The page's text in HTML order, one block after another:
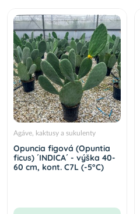
Agáve, kaktusy a sukulenty
Opuncia figová (Opuntia
ficus) ´INDICA´ - výška 40-
60 cm, kont. C7L (-5°C)